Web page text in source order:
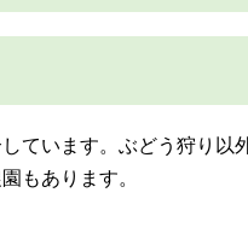
ています。ぶどう狩り以
もあります。